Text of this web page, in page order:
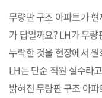
무량판 구조 아파트가
가 답일까요? LH가 무
누락한 것을 현장에서
LH는 단순 직원 실수라
밝혀진 무량판 구조 아